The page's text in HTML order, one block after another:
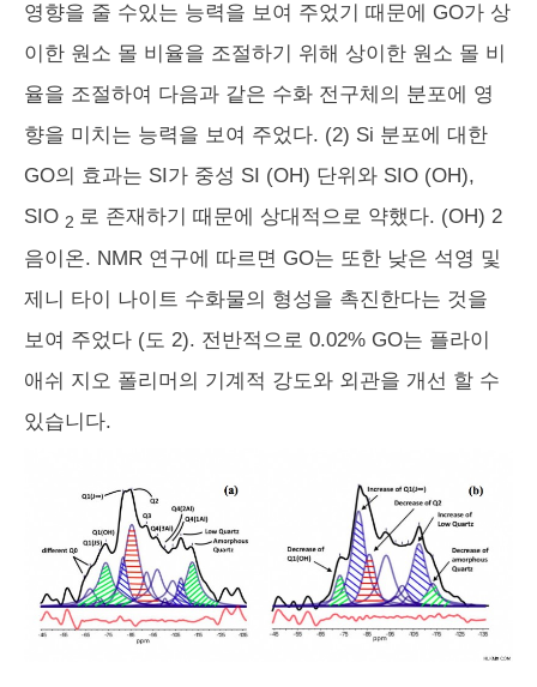
영향을 줄 수있는 능력을 보여 주었기 때문에 GO가 상
이한 원소 몰 비율을 조절하기 위해 상이한 원소 몰 비
율을 조절하여 다음과 같은 수화 전구체의 분포에 영
향을 미치는 능력을 보여 주었다. (2) Si 분포에 대한
GO의 효과는 SI가 중성 SI (OH) 단위와 SIO (OH),
SIO 2 로 존재하기 때문에 상대적으로 약했다. (OH) 2
음이온. NMR 연구에 따르면 GO는 또한 낮은 석영 및
제니 타이 나이트 수화물의 형성을 촉진한다는 것을
보여 주었다 (도 2). 전반적으로 0.02% GO는 플라이
애쉬 지오 폴리머의 기계적 강도와 외관을 개선 할 수
있습니다.